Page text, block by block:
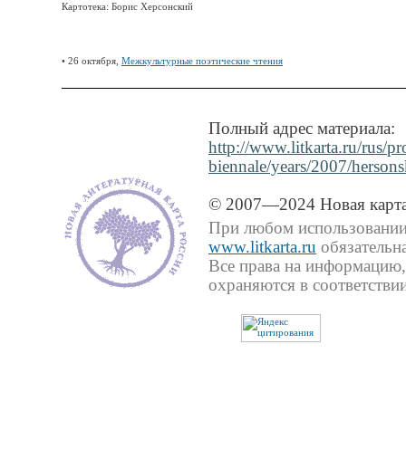
Картотека: Борис Херсонский
• 26 октября, Межкультурные поэтические чтения
Полный адрес материала:
http://www.litkarta.ru/rus/
biennale/years/2007/
© 2007—2024 Новая
При любом использовании
www.litkarta.ru
Все права на
охраняются в